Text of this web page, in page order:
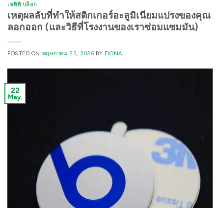
เจทีที บล็อก
เหตุผลลับที่ทำให้สติกเกอร์อะลูมิเนียมแปรงของคุณ
ลอกออก (และวิธีที่โรงงานของเราซ่อมแซมมัน)
POSTED ON พฤษภาคม 22, 2026 BY FIONA
22
May.